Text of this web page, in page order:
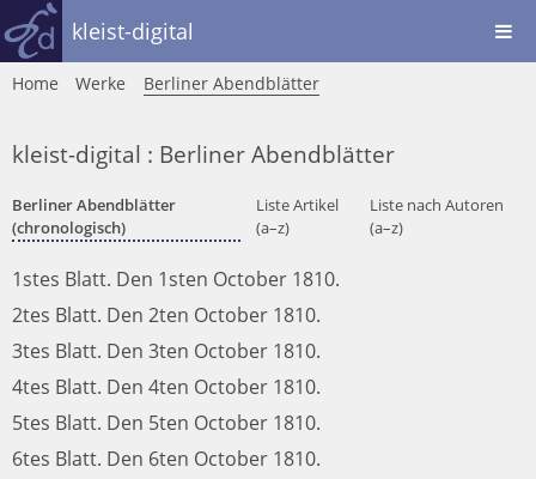
kleist-digital
Home Werke Berliner Abendblätter
kleist-digital : Berliner Abendblätter
Berliner Abendblätter
(chronologisch)
Liste Artikel
(a–z)
Liste nach Autoren
(a–z)
1stes Blatt. Den 1sten October 1810.
2tes Blatt. Den 2ten October 1810.
3tes Blatt. Den 3ten October 1810.
4tes Blatt. Den 4ten October 1810.
5tes Blatt. Den 5ten October 1810.
6tes Blatt. Den 6ten October 1810.